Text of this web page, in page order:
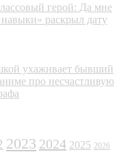
герой: Да мне
раскрыл дату
ухаживает бывший
про несчастливую
2023 2024 2025 2026